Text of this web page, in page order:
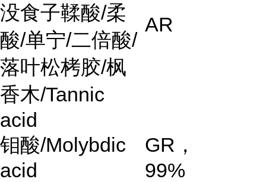
没食子鞣酸/柔
酸/单宁/二倍酸/
落叶松栲胶/枫
香木/Tannic
acid
AR
钼酸/Molybdic
acid
GR ，
99%